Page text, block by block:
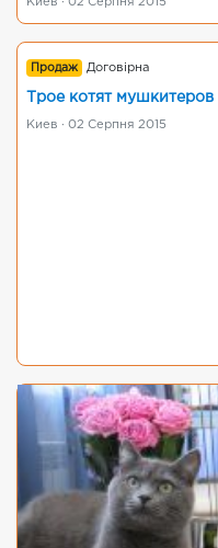
Киев · 02 Серпня 2015
Продаж Договірна
Трое котят мушкитеров
Киев · 02 Серпня 2015